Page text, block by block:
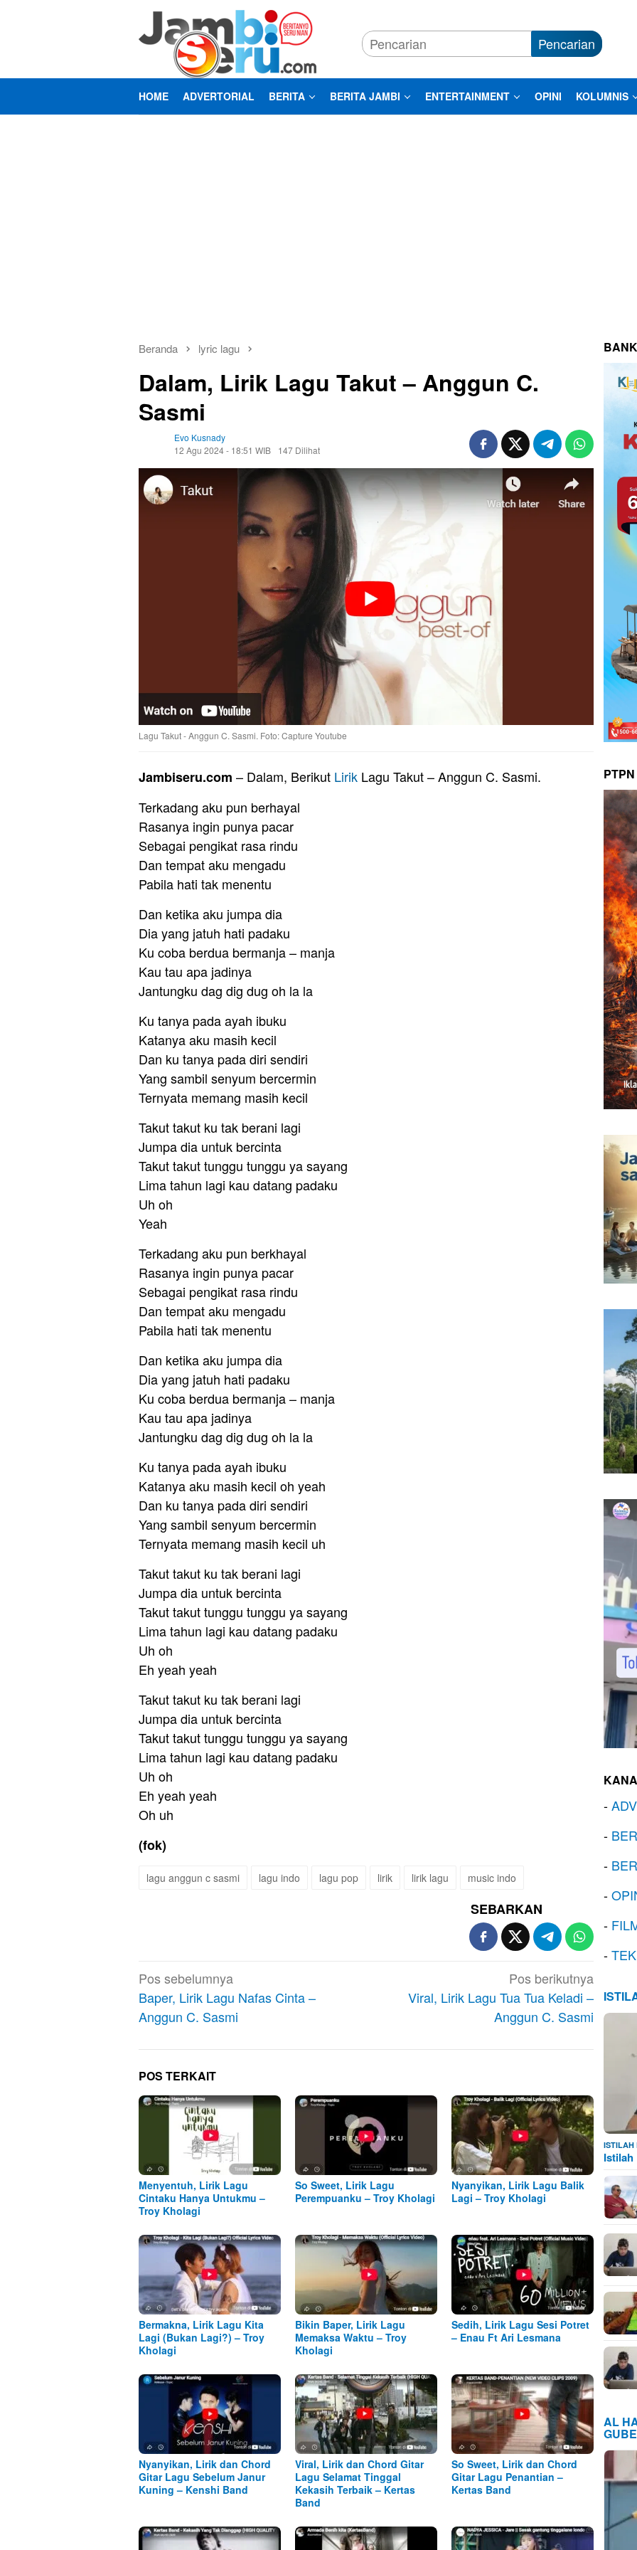
Pencarian
HOME ADVERTORIAL BERITA BERITA JAMBI ENTERTAINMENT OPINI KOLUMNIS
Beranda lyric lagu
Dalam, Lirik Lagu Takut – Anggun C.
Sasmi
Evo Kusnady
12 Agu 2024 - 18:51 WIB
147 Dilihat
Lagu Takut - Anggun C. Sasmi. Foto: Capture Youtube
Jambiseru.com – Dalam, Berikut Lirik Lagu Takut – Anggun C. Sasmi.
Terkadang aku pun berhayal
Rasanya ingin punya pacar
Sebagai pengikat rasa rindu
Dan tempat aku mengadu
Pabila hati tak menentu
Dan ketika aku jumpa dia
Dia yang jatuh hati padaku
Ku coba berdua bermanja – manja
Kau tau apa jadinya
Jantungku dag dig dug oh la la
Ku tanya pada ayah ibuku
Katanya aku masih kecil
Dan ku tanya pada diri sendiri
Yang sambil senyum bercermin
Ternyata memang masih kecil
Takut takut ku tak berani lagi
Jumpa dia untuk bercinta
Takut takut tunggu tunggu ya sayang
Lima tahun lagi kau datang padaku
Uh oh
Yeah
Terkadang aku pun berkhayal
Rasanya ingin punya pacar
Sebagai pengikat rasa rindu
Dan tempat aku mengadu
Pabila hati tak menentu
Dan ketika aku jumpa dia
Dia yang jatuh hati padaku
Ku coba berdua bermanja – manja
Kau tau apa jadinya
Jantungku dag dig dug oh la la
Ku tanya pada ayah ibuku
Katanya aku masih kecil oh yeah
Dan ku tanya pada diri sendiri
Yang sambil senyum bercermin
Ternyata memang masih kecil uh
Takut takut ku tak berani lagi
Jumpa dia untuk bercinta
Takut takut tunggu tunggu ya sayang
Lima tahun lagi kau datang padaku
Uh oh
Eh yeah yeah
Takut takut ku tak berani lagi
Jumpa dia untuk bercinta
Takut takut tunggu tunggu ya sayang
Lima tahun lagi kau datang padaku
Uh oh
Eh yeah yeah
Oh uh
(fok)
lagu anggun c sasmi lagu indo lagu pop lirik lirik lagu music indo
SEBARKAN
Navigasi
pos
Pos sebelumnya
Baper, Lirik Lagu Nafas Cinta –
Anggun C. Sasmi
Pos berikutnya
Viral, Lirik Lagu Tua Tua Keladi –
Anggun C. Sasmi
POS TERKAIT
Menyentuh, Lirik Lagu
Cintaku Hanya Untukmu –
Troy Kholagi
So Sweet, Lirik Lagu
Perempuanku – Troy Kholagi
Nyanyikan, Lirik Lagu Balik
Lagi – Troy Kholagi
Bermakna, Lirik Lagu Kita
Lagi (Bukan Lagi?) – Troy
Kholagi
Bikin Baper, Lirik Lagu
Memaksa Waktu – Troy
Kholagi
Sedih, Lirik Lagu Sesi Potret
– Enau Ft Ari Lesmana
Nyanyikan, Lirik dan Chord
Gitar Lagu Sebelum Janur
Kuning – Kenshi Band
Viral, Lirik dan Chord Gitar
Lagu Selamat Tinggal
Kekasih Terbaik – Kertas
Band
So Sweet, Lirik dan Chord
Gitar Lagu Penantian –
Kertas Band
-
-
-
-
-
-
ISTILAH
Istilah
AL